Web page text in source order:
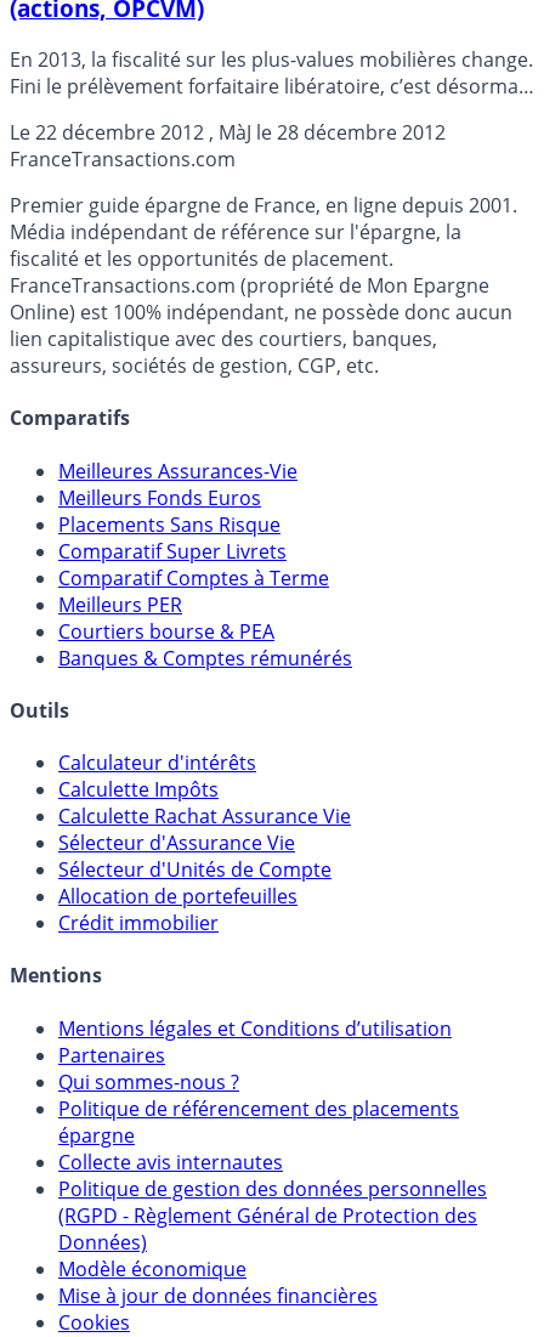
(actions, OPCVM)
En 2013, la fiscalité sur les plus-values mobilières change.
Fini le prélèvement forfaitaire libératoire, c’est désormais
Détails
Le22 décembre 2012 , MàJ le28 décembre 2012
FranceTransactions.com
Premier guide épargne de France, en ligne depuis 2001.
Média indépendant de référence sur l'épargne, la
fiscalité et les opportunités de placement.
FranceTransactions.com (propriété de Mon Epargne
Online) est 100% indépendant, ne possède donc aucun
lien capitalistique avec des courtiers, banques,
assureurs, sociétés de gestion, CGP, etc.
Comparatifs
Meilleures Assurances-Vie
Meilleurs Fonds Euros
Placements Sans Risque
Comparatif Super Livrets
Comparatif Comptes à Terme
Meilleurs PER
Courtiers bourse & PEA
Banques & Comptes rémunérés
Outils
Calculateur d'intérêts
Calculette Impôts
Calculette Rachat Assurance Vie
Sélecteur d'Assurance Vie
Sélecteur d'Unités de Compte
Allocation de portefeuilles
Crédit immobilier
Mentions
Mentions légales et Conditions d’utilisation
Partenaires
Qui sommes-nous ?
Politique de référencement des placements
épargne
Collecte avis internautes
Politique de gestion des données personnelles
(RGPD - Règlement Général de Protection des
Données)
Modèle économique
Mise à jour de données financières
Cookies